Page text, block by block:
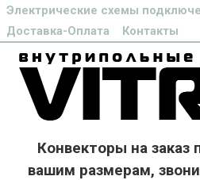
Электрические схемы
Доставка-Оплата
Контакты
Конвекторы на заказ
вашим размерам,